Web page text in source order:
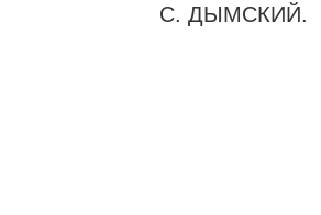
С. ДЫМСКИЙ.